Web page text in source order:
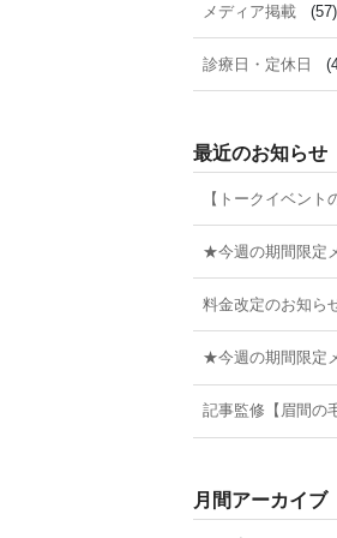
メディア掲載 (57)
診療日・定休日
最近のお知らせ
【トークイベント
★今週の期間限定
料金改定のお知ら
★今週の期間限定
記事監修【眉間の
月間アーカイブ